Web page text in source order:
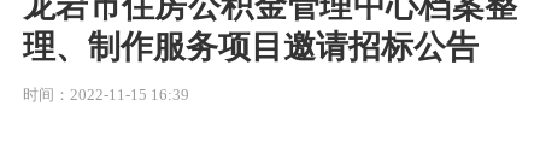
理、制作服务项目邀请招标公告
时间：2022-11-15 16:39